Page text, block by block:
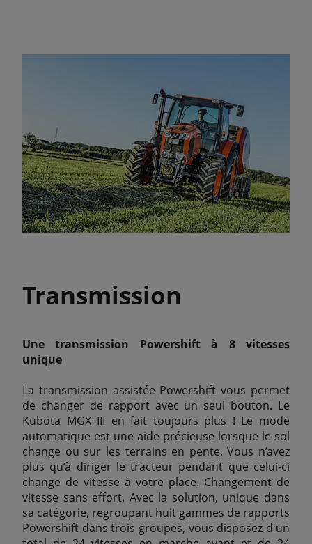
Transmission
Une transmission Powershift à 8 vitesses
unique
La transmission assistée Powershift vous permet
de changer de rapport avec un seul bouton. Le
Kubota MGX III en fait toujours plus ! Le mode
automatique est une aide précieuse lorsque le sol
change ou sur les terrains en pente. Vous n’avez
plus qu’à diriger le tracteur pendant que celui-ci
change de vitesse à votre place. Changement de
vitesse sans effort. Avec la solution, unique dans
sa catégorie, regroupant huit gammes de rapports
Powershift dans trois groupes, vous disposez d'un